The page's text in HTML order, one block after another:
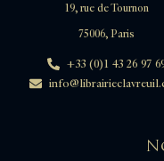
19, rue de Tournon
75006, Paris
+33 (0)1 43 26 97